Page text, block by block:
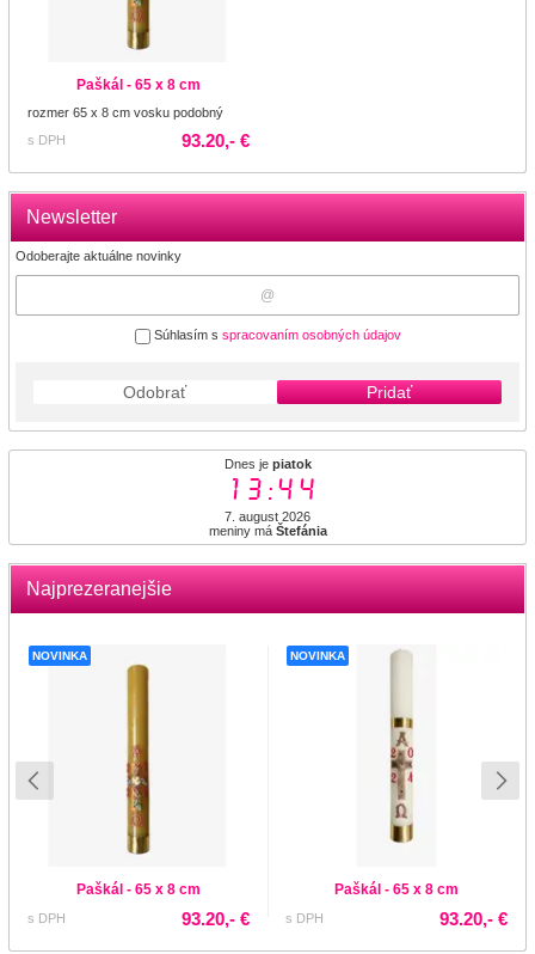
Newsletter
Odoberajte aktuálne novinky
Súhlasím s spracovaním osobných údajov
Odobrať Pridať
Dnes je piatok
13:44
7. august 2026
meniny má Štefánia
Najprezeranejšie
NOVINKA
Paškál - 65 x 8 cm
s DPH 93.20,- €
NOVINKA
Paškál - 65 x 8 cm
s DPH 93.20,- €
Paškál - 65 x 8 cm
rozmer 65 x 8 cm vosku podobný
s DPH
93.20,- €